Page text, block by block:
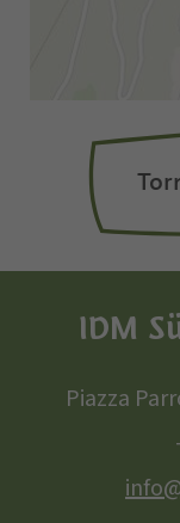
IDM
Piazza